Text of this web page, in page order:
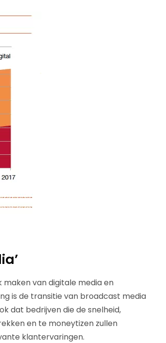
van digitale media en
is de transitie van broadcast media
dat bedrijven die de snelheid,
en te moneytizen zullen
klantervaringen.